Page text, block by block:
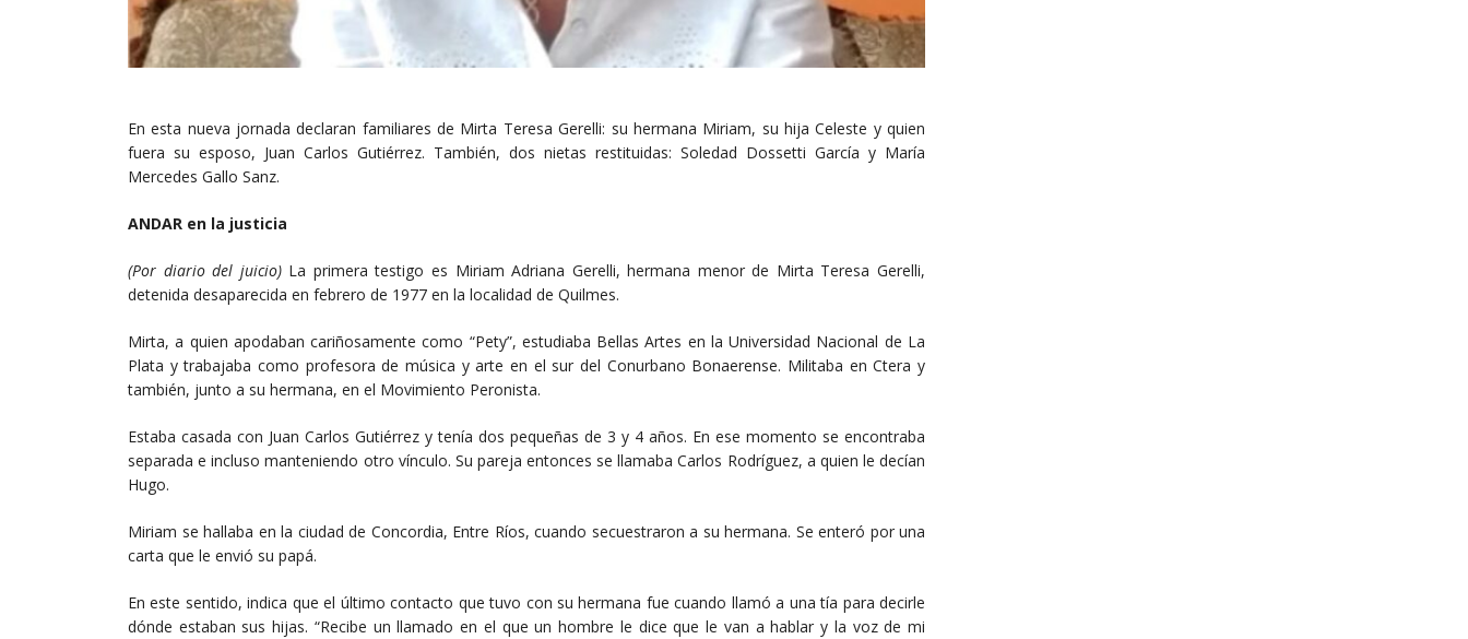
En esta nueva jornada declaran familiares de Mirta Teresa Gerelli: su hermana Miriam, su hija Celeste y quien
fuera su esposo, Juan Carlos Gutiérrez. También, dos nietas restituidas: Soledad Dossetti García y María
Mercedes Gallo Sanz.
ANDAR en la justicia
(Por diario del juicio) La primera testigo es Miriam Adriana Gerelli, hermana menor de Mirta Teresa Gerelli,
detenida desaparecida en febrero de 1977 en la localidad de Quilmes.
Mirta, a quien apodaban cariñosamente como “Pety”, estudiaba Bellas Artes en la Universidad Nacional de La
Plata y trabajaba como profesora de música y arte en el sur del Conurbano Bonaerense. Militaba en Ctera y
también, junto a su hermana, en el Movimiento Peronista.
Estaba casada con Juan Carlos Gutiérrez y tenía dos pequeñas de 3 y 4 años. En ese momento se encontraba
separada e incluso manteniendo otro vínculo. Su pareja entonces se llamaba Carlos Rodríguez, a quien le decían
Hugo.
Miriam se hallaba en la ciudad de Concordia, Entre Ríos, cuando secuestraron a su hermana. Se enteró por una
carta que le envió su papá.
En este sentido, indica que el último contacto que tuvo con su hermana fue cuando llamó a una tía para decirle
dónde estaban sus hijas. “Recibe un llamado en el que un hombre le dice que le van a hablar y la voz de mi